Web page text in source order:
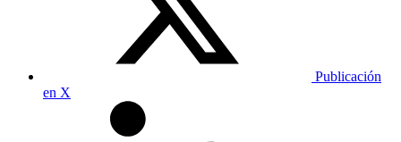
Publicación
en X